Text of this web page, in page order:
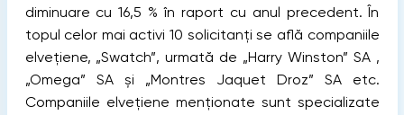
diminuare cu 16,5 % în raport cu anul precedent. În
topul celor mai activi 10 solicitanţi se află companiile
elveţiene, „Swatch”, urmată de „Harry Winston” SA ,
„Omega” SA şi „Montres Jaquet Droz” SA etc.
Companiile elveţiene menţionate sunt specializate